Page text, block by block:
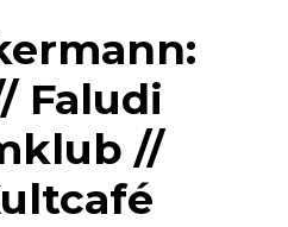
Faludi
//